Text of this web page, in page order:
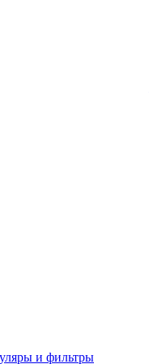
и фильтры